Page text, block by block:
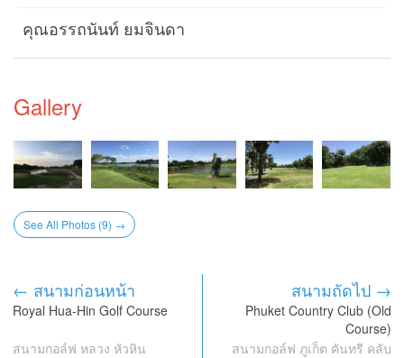
คุณอรรถนันท์ ยมจินดา
Gallery
See All Photos (9) →
← สนามก่อนหน้า
Royal Hua-Hin Golf Course
สนามกอล์ฟ หลวง หัวหิน
สนามถัดไป →
Phuket Country Club (Old
Course)
สนามกอล์ฟ ภูเก็ต คันทรี คลับ